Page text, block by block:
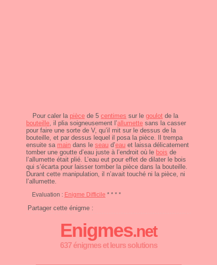
Pour caler la pièce de 5 centimes sur le goulot de la
bouteille , il plia soigneusement l’allumette sans la casser
pour faire une sorte de V, qu’il mit sur le dessus de la
bouteille, et par dessus lequel il posa la pièce. Il trempa
ensuite sa main dans le seau d’eau et laissa délicatement
tomber une goutte d’eau juste à l’endroit où le bois de
l’allumette était plié. L’eau eut pour effet de dilater le bois
qui s’écarta pour laisser tomber la pièce dans la bouteille.
Durant cette manipulation, il n’avait touché ni la pièce, ni
l’allumette.
Evaluation : Enigme Difficile * * * *
Partager cette énigme :
Enigmes.net
637 énigmes et leurs solutions